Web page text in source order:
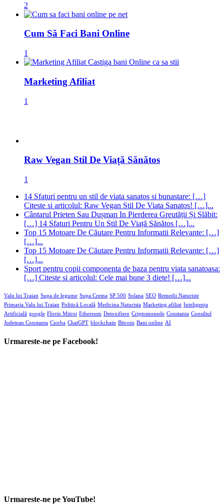
2
Cum Să Faci Bani Online
1
Marketing Afiliat
1
Raw Vegan Stil De Viață Sănătos
1
14 Sfaturi pentru un stil de viata sanatos si bunastare: […]
Citeste si articolul: Raw Vegan Stil De Viata Sanatos! […]...
Cântarul Prieten Sau Dușman In Pierderea Greutății Și Slăbit:
[…] 14 Sfaturi Pentru Un Stil De Viață Sănătos […]...
Top 15 Motoare De Căutare Pentru Informatii Relevante: […]
[…]...
Top 15 Motoare De Căutare Pentru Informatii Relevante: […]
[…]...
Sport pentru copii componenta de baza pentru viata sanatoasa:
[…] Citeste si articolul: Cele mai bune 3 diete! […]...
Valu lui Traian Supa de legume Supa Crema SP 500 Solana SEO Remedii Naturiste
Primaria Valu lui Traian Politică Locală Medicina Naturista Marketing afiliat Inteligența
Artificială google Florin Mitroi Ethereum Detoxifiere Criptomonede Constanta Consiliul
Judetean Constanta Ciorba ChatGPT blockchain Bitcoin Bani online AI
Urmareste-ne pe Facebook!
Urmareste-ne pe YouTube!